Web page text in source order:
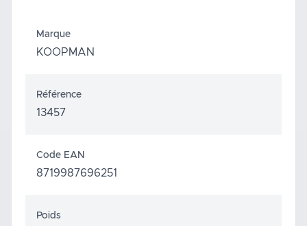
Marque
KOOPMAN
Référence
13457
Code EAN
8719987696251
Poids